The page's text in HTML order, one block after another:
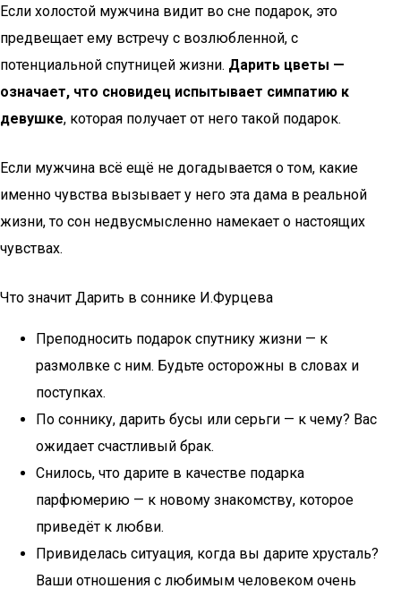
Если холостой мужчина видит во сне подарок, это
предвещает ему встречу с возлюбленной, с
потенциальной спутницей жизни. Дарить цветы —
означает, что сновидец испытывает симпатию к
девушке, которая получает от него такой подарок.
Если мужчина всё ещё не догадывается о том, какие
именно чувства вызывает у него эта дама в реальной
жизни, то сон недвусмысленно намекает о настоящих
чувствах.
Что значит Дарить в соннике И.Фурцева
Преподносить подарок спутнику жизни — к
размолвке с ним. Будьте осторожны в словах и
поступках.
По соннику, дарить бусы или серьги — к чему? Вас
ожидает счастливый брак.
Снилось, что дарите в качестве подарка
парфюмерию — к новому знакомству, которое
приведёт к любви.
Привиделась ситуация, когда вы дарите хрусталь?
Ваши отношения с любимым человеком очень